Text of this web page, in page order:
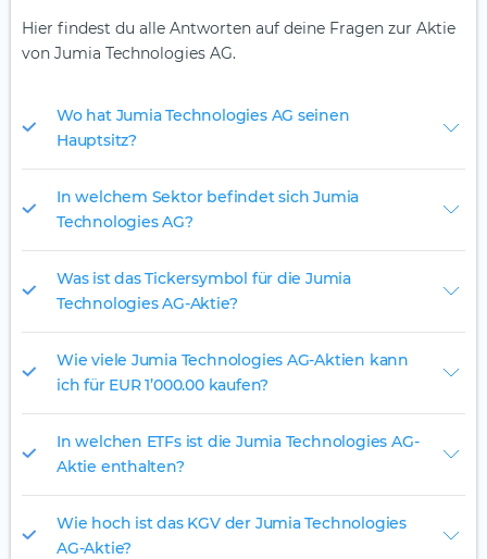
Hier findest du alle Antworten auf deine Fragen zur Aktie
von Jumia Technologies AG.
Wo hat Jumia Technologies AG seinen
Hauptsitz?
In welchem Sektor befindet sich Jumia
Technologies AG?
Was ist das Tickersymbol für die Jumia
Technologies AG-Aktie?
Wie viele Jumia Technologies AG-Aktien kann
ich für EUR 1’000.00 kaufen?
In welchen ETFs ist die Jumia Technologies AG-
Aktie enthalten?
Wie hoch ist das KGV der Jumia Technologies
AG-Aktie?